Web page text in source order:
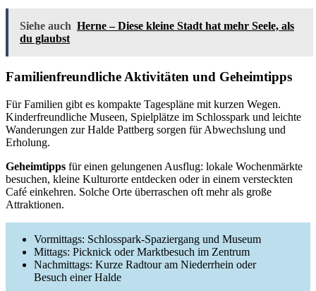
Siehe auch Herne – Diese kleine Stadt hat mehr Seele, als
du glaubst
Familienfreundliche Aktivitäten und Geheimtipps
Für Familien gibt es kompakte Tagespläne mit kurzen Wegen.
Kinderfreundliche Museen, Spielplätze im Schlosspark und leichte
Wanderungen zur Halde Pattberg sorgen für Abwechslung und
Erholung.
Geheimtipps für einen gelungenen Ausflug: lokale Wochenmärkte
besuchen, kleine Kulturorte entdecken oder in einem versteckten
Café einkehren. Solche Orte überraschen oft mehr als große
Attraktionen.
Vormittags: Schlosspark-Spaziergang und Museum
Mittags: Picknick oder Marktbesuch im Zentrum
Nachmittags: Kurze Radtour am Niederrhein oder
Besuch einer Halde